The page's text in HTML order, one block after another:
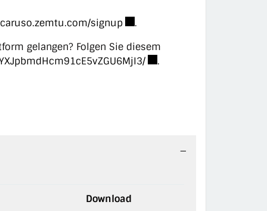
signupExterner Link wird in einem
.
gelangen? Folgen Sie diesem
Externer Link wird in
.
Download